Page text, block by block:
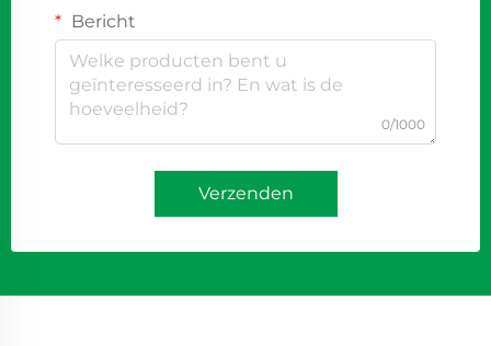
Bericht
0/1000
Verzenden